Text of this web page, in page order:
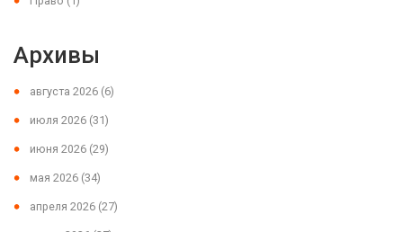
Архивы
августа 2026 (6)
июля 2026 (31)
июня 2026 (29)
мая 2026 (34)
апреля 2026 (27)